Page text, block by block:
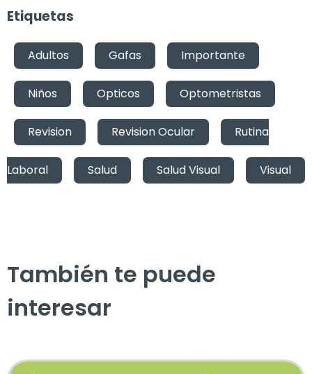
Etiquetas
Adultos Gafas Importante
Niños Opticos Optometristas
Revision Revision Ocular Rutina
Laboral Salud Salud Visual Visual
También te puede
interesar